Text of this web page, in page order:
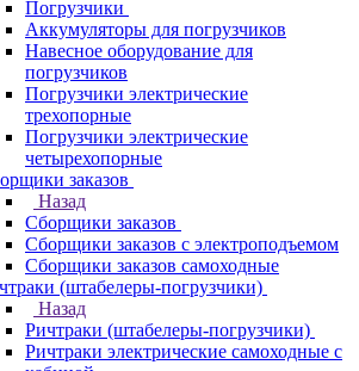
Погрузчики
Аккумуляторы для погрузчиков
Навесное оборудование для
погрузчиков
Погрузчики электрические
трехопорные
Погрузчики электрические
четырехопорные
заказов
Назад
Сборщики заказов
Сборщики заказов с электроподъемом
Сборщики заказов самоходные
(штабелеры-погрузчики)
Назад
Ричтраки (штабелеры-погрузчики)
Ричтраки электрические самоходные с